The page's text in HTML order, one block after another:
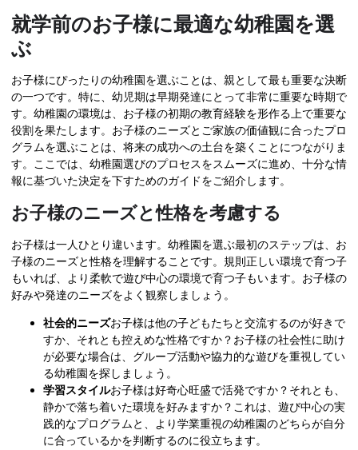
就学前のお子様に最適な幼稚園を選
ぶ
お子様にぴったりの幼稚園を選ぶことは、親として最も重要な決断
の一つです。特に、幼児期は早期発達にとって非常に重要な時期で
す。幼稚園の環境は、お子様の初期の教育経験を形作る上で重要な
役割を果たします。お子様のニーズとご家族の価値観に合ったプロ
グラムを選ぶことは、将来の成功への土台を築くことにつながりま
す。ここでは、幼稚園選びのプロセスをスムーズに進め、十分な情
報に基づいた決定を下すためのガイドをご紹介します。
お子様のニーズと性格を考慮する
お子様は一人ひとり違います。幼稚園を選ぶ最初のステップは、お
子様のニーズと性格を理解することです。規則正しい環境で育つ子
もいれば、より柔軟で遊び中心の環境で育つ子もいます。お子様の
好みや発達のニーズをよく観察しましょう。
社会的ニーズお子様は他の子どもたちと交流するのが好きで
すか、それとも控えめな性格ですか？お子様の社会性に助け
が必要な場合は、グループ活動や協力的な遊びを重視してい
る幼稚園を探しましょう。
学習スタイルお子様は好奇心旺盛で活発ですか？それとも、
静かで落ち着いた環境を好みますか？これは、遊び中心の実
践的なプログラムと、より学業重視の幼稚園のどちらが自分
に合っているかを判断するのに役立ちます。